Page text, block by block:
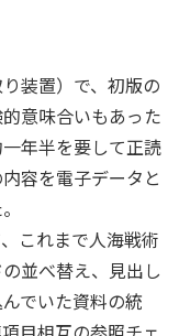
装置）で、初版の
意味合いもあった
年半を要して正読
容を電子データと
これまで人海戦術
並べ替え、見出し
でいた資料の統